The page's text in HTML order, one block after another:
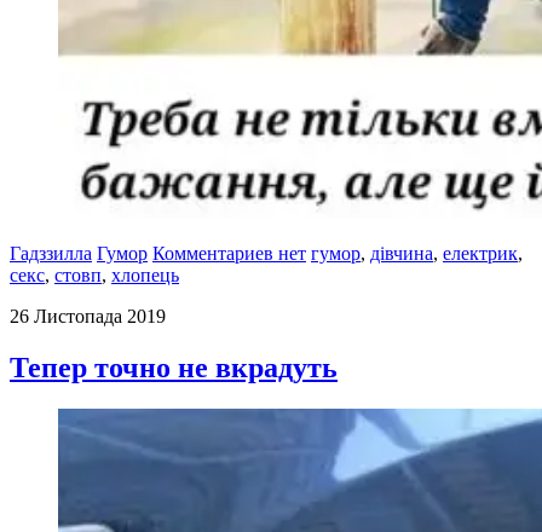
Гадззилла Гумор Комментариев нет гумор, дівчина, електрик,
секс, стовп, хлопець
26 Листопада 2019
Тепер точно не вкрадуть